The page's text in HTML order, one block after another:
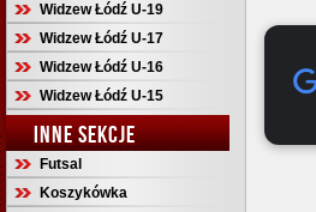
Widzew Łódź U-19
Widzew Łódź U-17
Widzew Łódź U-16
Widzew Łódź U-15
INNE SEKCJE
Futsal
Koszykówka